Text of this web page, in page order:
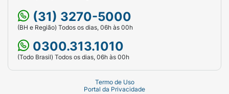
(31) 3270-5000
(BH e Região) Todos os dias, 06h às 00h
0300.313.1010
(Todo Brasil) Todos os dias, 06h às 00h
Termo de Uso
Portal da Privacidade